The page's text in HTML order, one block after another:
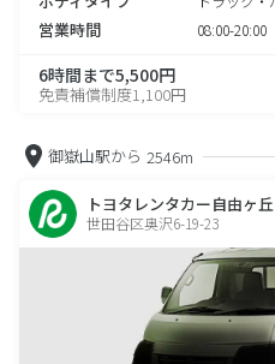
営業時間 08:00-20:00
6時間まで5,500円
免責補償制度1,100円
御嶽山駅から 2546m
トヨタレンタカー自由ヶ丘
世田谷区奥沢6-19-23